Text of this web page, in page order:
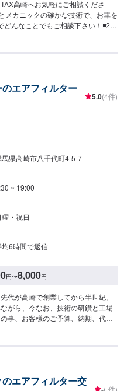
高崎へお気軽にご相談くださ
メカニックの確かな技術で、お車を
どんなことでもご相談下さい！◾24
…★車が動かなくなってしまっ
度で納車となります。(要相談)納期
ください。-----代車について-----無
中は代車をご利用ください。※代車
い。駐車スペースは事務所前の空
付はスタッフへ「メンテモで予約
します。【定休日・営業時間】定
日のみ9:00~18:00
エアフィルター
5.0(4件)
馬県高崎市八千代町4-5-7
~ 19:00
曜・祝日
均6時間で返信
円〜8,000円
代が高崎で創業してから半世紀。
がら、今なお、技術の研鑽と工場
事、お客様のご予算、納期、代車
ればと考えています。基本的なこ
しております。--------------------------
エアフィルター交
(-件)